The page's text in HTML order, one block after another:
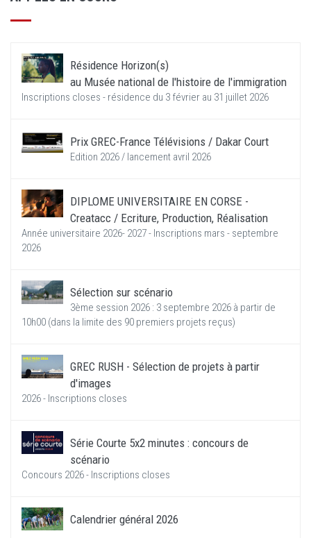
Résidence Horizon(s)
au Musée national de l'histoire de l'immigration
Inscriptions closes - résidence du 3 février au 31 juillet 2026
Prix GREC-France Télévisions / Dakar Court
Edition 2026 / lancement avril 2026
DIPLOME UNIVERSITAIRE EN CORSE -
Creatacc / Ecriture, Production, Réalisation
Année universitaire 2026- 2027 - Inscriptions mars - septembre
2026
Sélection sur scénario
3ème session 2026 : 3 septembre 2026 à partir de
10h00 (dans la limite des 90 premiers projets reçus)
GREC RUSH - Sélection de projets à partir
d'images
2026 - Inscriptions closes
Série Courte 5x2 minutes : concours de
scénario
Concours 2026 - Inscriptions closes
Calendrier général 2026